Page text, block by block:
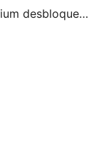
Mindly MOD APK (Premium desbloqueado) v1.20